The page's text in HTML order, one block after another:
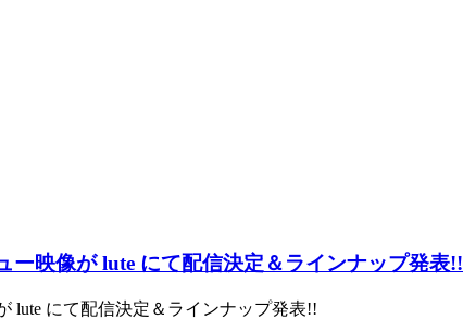
映像が lute にて配信決定＆ラインナップ発表!!
lute にて配信決定＆ラインナップ発表!!